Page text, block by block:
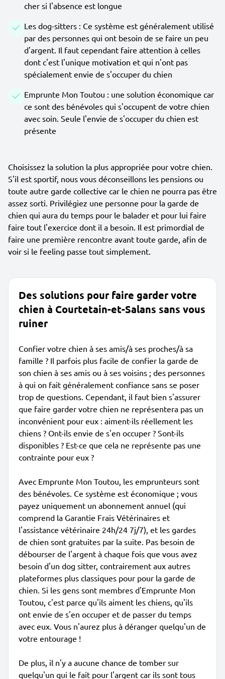
cher si l'absence est longue
Les dog-sitters : Ce système est généralement utilisé
par des personnes qui ont besoin de se faire un peu
d'argent. Il faut cependant faire attention à celles
dont c'est l'unique motivation et qui n'ont pas
spécialement envie de s'occuper du chien
Emprunte Mon Toutou : une solution économique car
ce sont des bénévoles qui s'occupent de votre chien
avec soin. Seule l'envie de s'occuper du chien est
présente
Choisissez la solution la plus appropriée pour votre chien.
S'il est sportif, nous vous déconseillons les pensions ou
toute autre garde collective car le chien ne pourra pas être
assez sorti. Privilégiez une personne pour la garde de
chien qui aura du temps pour le balader et pour lui faire
faire tout l'exercice dont il a besoin. Il est primordial de
faire une première rencontre avant toute garde, afin de
voir si le feeling passe tout simplement.
Des solutions pour faire garder votre
chien à Courtetain-et-Salans sans vous
ruiner
Confier votre chien à ses amis/à ses proches/à sa
famille ? Il parfois plus facile de confier la garde de
son chien à ses amis ou à ses voisins ; des personnes
à qui on fait généralement confiance sans se poser
trop de questions. Cependant, il faut bien s'assurer
que faire garder votre chien ne représentera pas un
inconvénient pour eux : aiment-ils réellement les
chiens ? Ont-ils envie de s'en occuper ? Sont-ils
disponibles ? Est-ce que cela ne représente pas une
contrainte pour eux ?
Avec Emprunte Mon Toutou, les emprunteurs sont
des bénévoles. Ce système est économique ; vous
payez uniquement un abonnement annuel (qui
comprend la Garantie Frais Vétérinaires et
l'assistance vétérinaire 24h/24 7j/7), et les gardes
de chien sont gratuites par la suite. Pas besoin de
débourser de l'argent à chaque fois que vous avez
besoin d'un dog sitter, contrairement aux autres
plateformes plus classiques pour pour la garde de
chien. Si les gens sont membres d'Emprunte Mon
Toutou, c'est parce qu'ils aiment les chiens, qu'ils
ont envie de s'en occuper et de passer du temps
avec eux. Vous n'aurez plus à déranger quelqu'un de
votre entourage !
De plus, il n'y a aucune chance de tomber sur
quelqu'un qui le fait pour l'argent car ils sont tous